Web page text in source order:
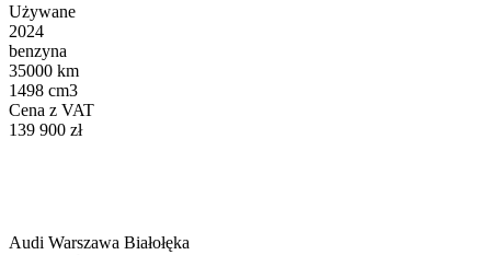
Używane
2024
benzyna
35000 km
1498 cm3
Cena z VAT
139 900 zł
Audi Warszawa Białołęka